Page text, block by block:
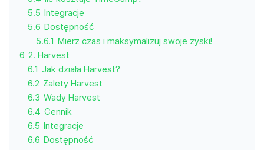
5.5 Integracje
5.6 Dostępność
5.6.1 Mierz czas i maksymalizuj swoje zyski!
6 2. Harvest
6.1 Jak działa Harvest?
6.2 Zalety Harvest
6.3 Wady Harvest
6.4 Cennik
6.5 Integracje
6.6 Dostępność